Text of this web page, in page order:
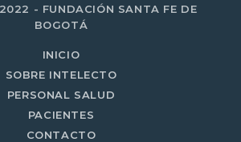
- FUNDACIÓN SANTA FE DE
BOGOTÁ
INICIO
SOBRE INTELECTO
PERSONAL SALUD
PACIENTES
CONTACTO